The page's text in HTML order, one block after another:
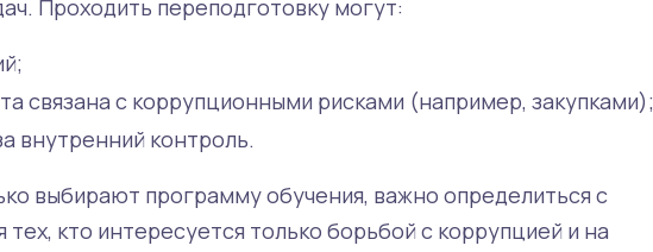
Проходить переподготовку могут:
связана с коррупционными рисками (например, закупками);
внутренний контроль.
выбирают программу обучения, важно определиться с
кто интересуется только борьбой с коррупцией и на